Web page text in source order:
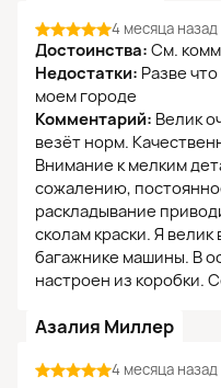
4 месяца назад
Достоинства: См.
Недостатки: Разве
моем городе
Комментарий: Велик
везёт норм.
Внимание к мелким
сожалению,
раскладывание
сколам краски. Я
багажнике машины. В
настроен из коробки.
Азалия Миллер
4 месяца назад